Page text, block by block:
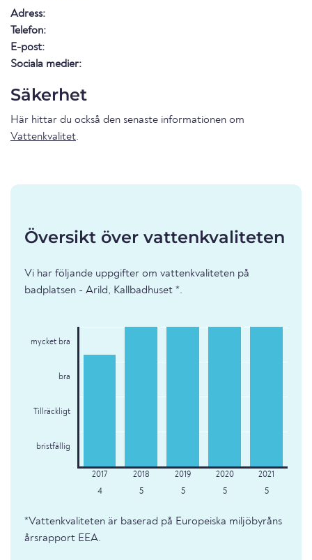
Adress:
Telefon:
E-post:
Sociala medier:
Säkerhet
Här hittar du också den senaste informationen om
Vattenkvalitet.
Översikt över vattenkvaliteten
Vi har följande uppgifter om vattenkvaliteten på
badplatsen - Arild, Kallbadhuset *.
mycket bra
bra
Tillräckligt
bristfällig
4 5 5 5 5
*Vattenkvaliteten är baserad på Europeiska miljöbyråns
årsrapport EEA.